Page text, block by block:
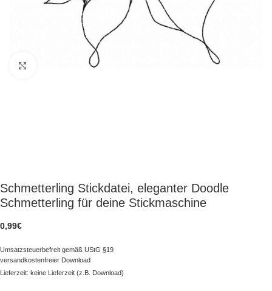
zum Vergrößern klicken
Schmetterling Stickdatei, eleganter Doodle
Schmetterling für deine Stickmaschine
0,99€
Umsatzsteuerbefreit gemäß UStG §19
versandkostenfreier Download
Lieferzeit: keine Lieferzeit (z.B. Download)